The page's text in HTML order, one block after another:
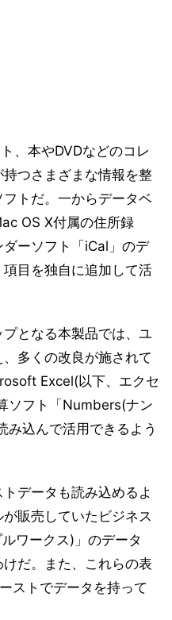
、本やDVDなどのコレ
つさまざまな情報を整
トだ。一からデータベ
OS X付属の住所録
ダーソフト「iCal」のデ
目を独自に追加して活
となる本製品では、ユ
多くの改良が施されて
Excel(以下、エクセ
ソフト「Numbers(ナン
み込んで活用できるよう
データも読み込めるよ
販売していたビジネス
ワークス)」のデータ
だ。また、これらの表
ストでデータを持って